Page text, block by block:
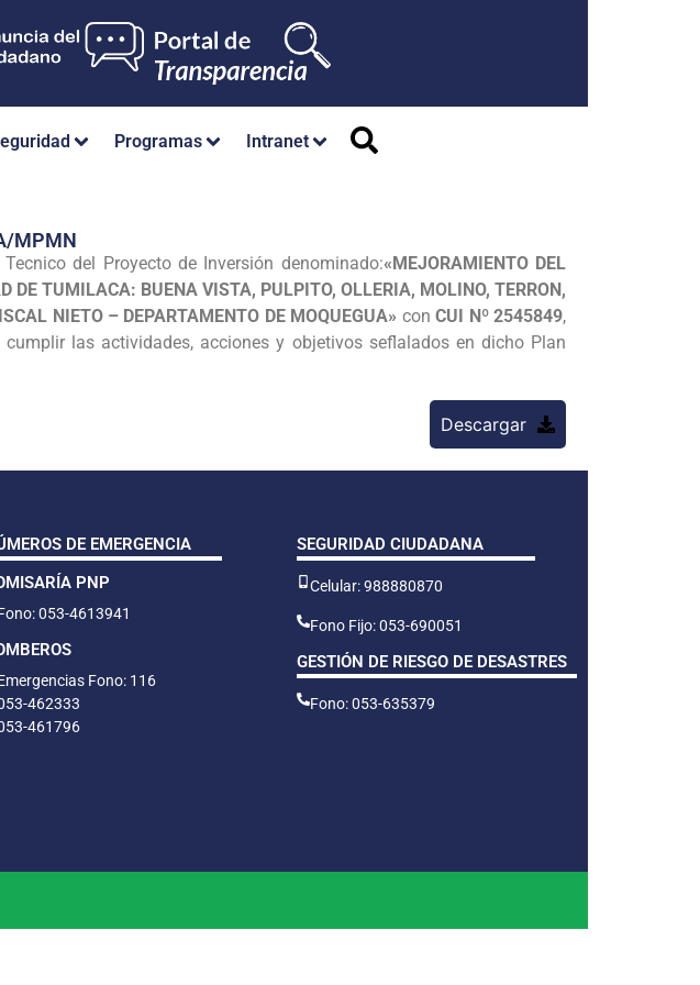
Programas Intranet
MPMN
del Proyecto de Inversión denominado:«MEJORAMIENTO DEL
DE TUMILACA: BUENA VISTA, PULPITO, OLLERIA, MOLINO, TERRON,
NIETO – DEPARTAMENTO DE MOQUEGUA» conCUI Nº 2545849,
las actividades, acciones y objetivos seflalados en dicho Plan
Descargar
DE EMERGENCIA
PNP
053-4613941
Fono: 116
462333
461796
SEGURIDAD CIUDADANA
Celular: 988880870
Fono Fijo: 053-690051
GESTIÓN DE RIESGO DE DESASTRES
Fono: 053-635379